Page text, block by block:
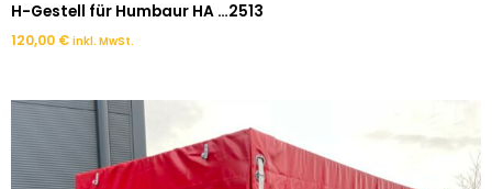
H-Gestell für Humbaur HA …2513
120,00 € inkl. MwSt.